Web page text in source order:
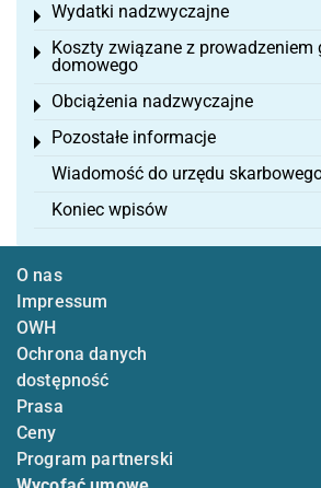
Wydatki nadzwyczajne
Toggle menu
Koszty związane z prowadzeniem
domowego
Toggle menu
Obciążenia nadzwyczajne
Toggle menu
Pozostałe informacje
Toggle menu
Wiadomość do urzędu
Koniec wpisów
O nas
Impressum
OWH
Ochrona danych
dostępność
Prasa
Ceny
Program partnerski